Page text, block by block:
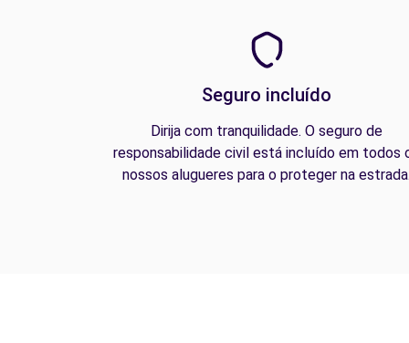
Seguro incluído
Dirija com tranquilidade. O seguro de
responsabilidade civil está incluído em todos
nossos alugueres para o proteger na